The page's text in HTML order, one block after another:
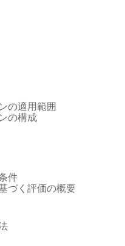
の適用範囲
の構成
件
づく評価の概要